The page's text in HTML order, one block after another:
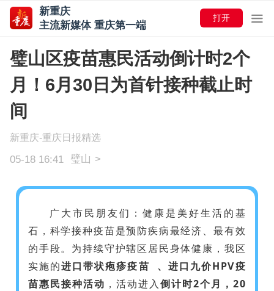
新重庆
主流新媒体 重庆第一端
打开
璧山区疫苗惠民活动倒计时2个
月！6月30日为首针接种截止时
间
新重庆-重庆日报精选
05-18 16:41 璧山 >
广大市民朋友们：健康是美好生活的基
石，科学接种疫苗是预防疾病最经济、最有效
的手段。为持续守护辖区居民身体健康，我区
实施的进口带状疱疹疫苗
、进口九价HPV疫
苗惠民接种活动 ，活动进入倒计时2个月，20